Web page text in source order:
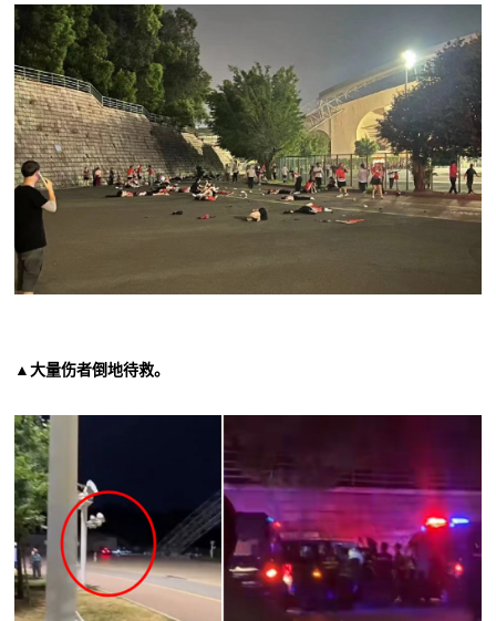
▲大量伤者倒地待救。